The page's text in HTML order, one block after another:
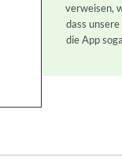
verweisen,
dass
die App